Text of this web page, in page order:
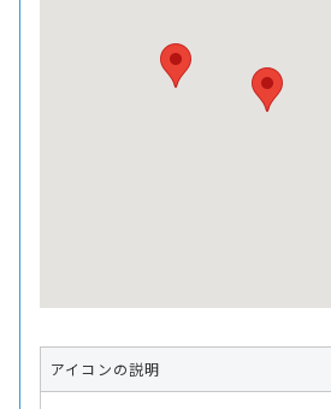
アイコンの説明